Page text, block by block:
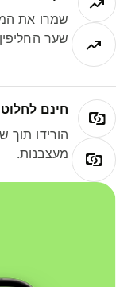
שמרו את
שער החליפין
חינם
הורידו תוך
מעצבנות.